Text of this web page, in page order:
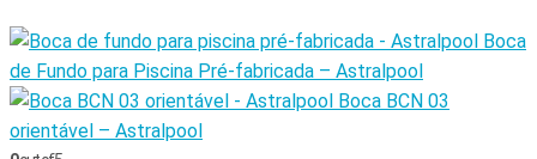
Boca
de Fundo para Piscina Pré-fabricada – Astralpool
Boca BCN 03
orientável – Astralpool